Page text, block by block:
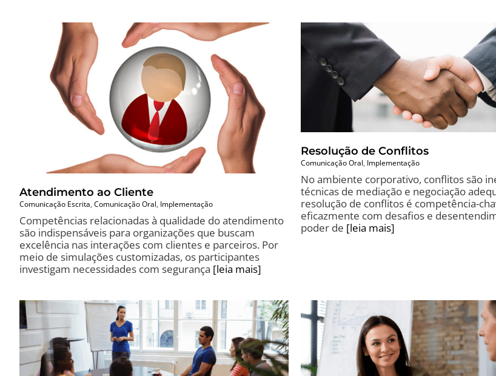
Atendimento ao Cliente
Comunicação Escrita, Comunicação Oral, Implementação
Competências relacionadas à qualidade do atendimento
são indispensáveis para organizações que buscam
excelência nas interações com clientes e parceiros. Por
meio de simulações customizadas, os participantes
investigam necessidades com segurança [leia mais]
Resolução de Conflitos
Comunicação Oral, Implementação
No ambiente corporativo, conflitos são
técnicas de mediação e negociação
resolução de conflitos é competência-
eficazmente com desafios e
poder de [leia mais]